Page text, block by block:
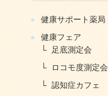
健康サポート薬局
健康フェア
足底測定会
ロコモ度測定会
認知症カフェ